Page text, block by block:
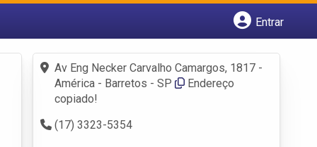
Entrar
Fazer login
Criar conta
Av Eng Necker Carvalho Camargos, 1817 -
América - Barretos - SP
Endereço
copiado!
(17) 3323-5354